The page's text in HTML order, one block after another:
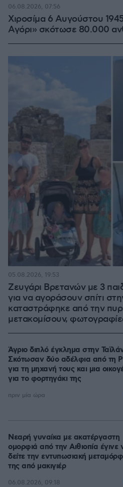
Χιροσίμα 6 Αυγούστου
Αγόρι» σκότωσε 80.000
06.08.2026, 07:56
Ζευγάρι Βρετανών με 3
για να αγοράσουν σπίτι
καταστράφηκε από την
μετακομίσουν,
05.08.2026, 19:53
Άγριο διπλό έγκλημα στην
Σκότωσαν δύο αδέλφια από τη
για τη μηχανή τους και μια
για το φορτηγάκι της
πριν μία ώρα
Νεαρή γυναίκα με ακατέργαστη
ομορφιά από την Αιθιοπία έγινε
δείτε την εντυπωσιακή
της από μακιγιέρ
06.08.2026, 09:18